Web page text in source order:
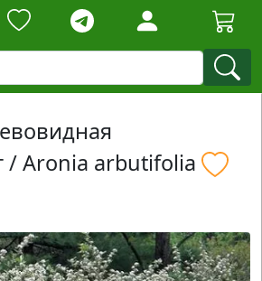
/ Aronia arbutifolia